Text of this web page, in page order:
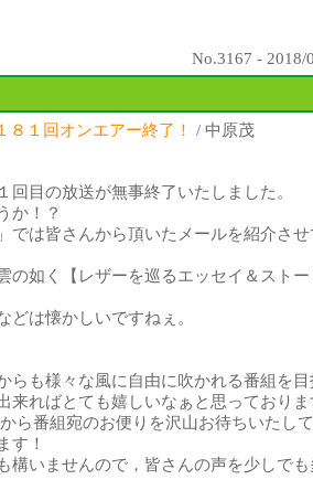
No.3167 - 2018/
８１回オンエアー終了！ / 中原茂
回目の放送が無事終了いたしました。
か！？
では皆さんから頂いたメールを紹介させ
如く【レザーを巡るエッセイ＆ストー
どは懐かしいですねぇ。
らも様々な風に自由に吹かれる番組を
来ればとても嬉しいなぁと思っておりま
ら番組宛のお便りを沢山お待ちいたし
す！
構いませんので，皆さんの声を少しで